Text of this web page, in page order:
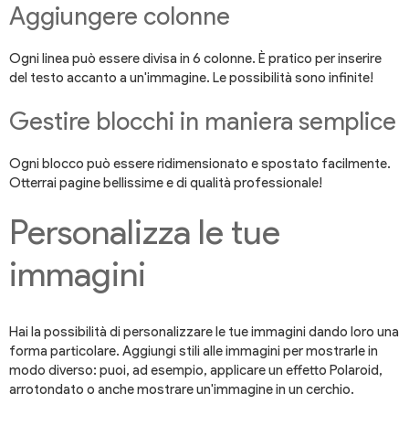
Aggiungere colonne
Ogni linea può essere divisa in 6 colonne. È pratico per inserire
del testo accanto a un'immagine. Le possibilità sono infinite!
Gestire blocchi in maniera semplice
Ogni blocco può essere ridimensionato e spostato facilmente.
Otterrai pagine bellissime e di qualità professionale!
Personalizza le tue
immagini
Hai la possibilità di personalizzare le tue immagini dando loro una
forma particolare. Aggiungi stili alle immagini per mostrarle in
modo diverso: puoi, ad esempio, applicare un effetto Polaroid,
arrotondato o anche mostrare un'immagine in un cerchio.